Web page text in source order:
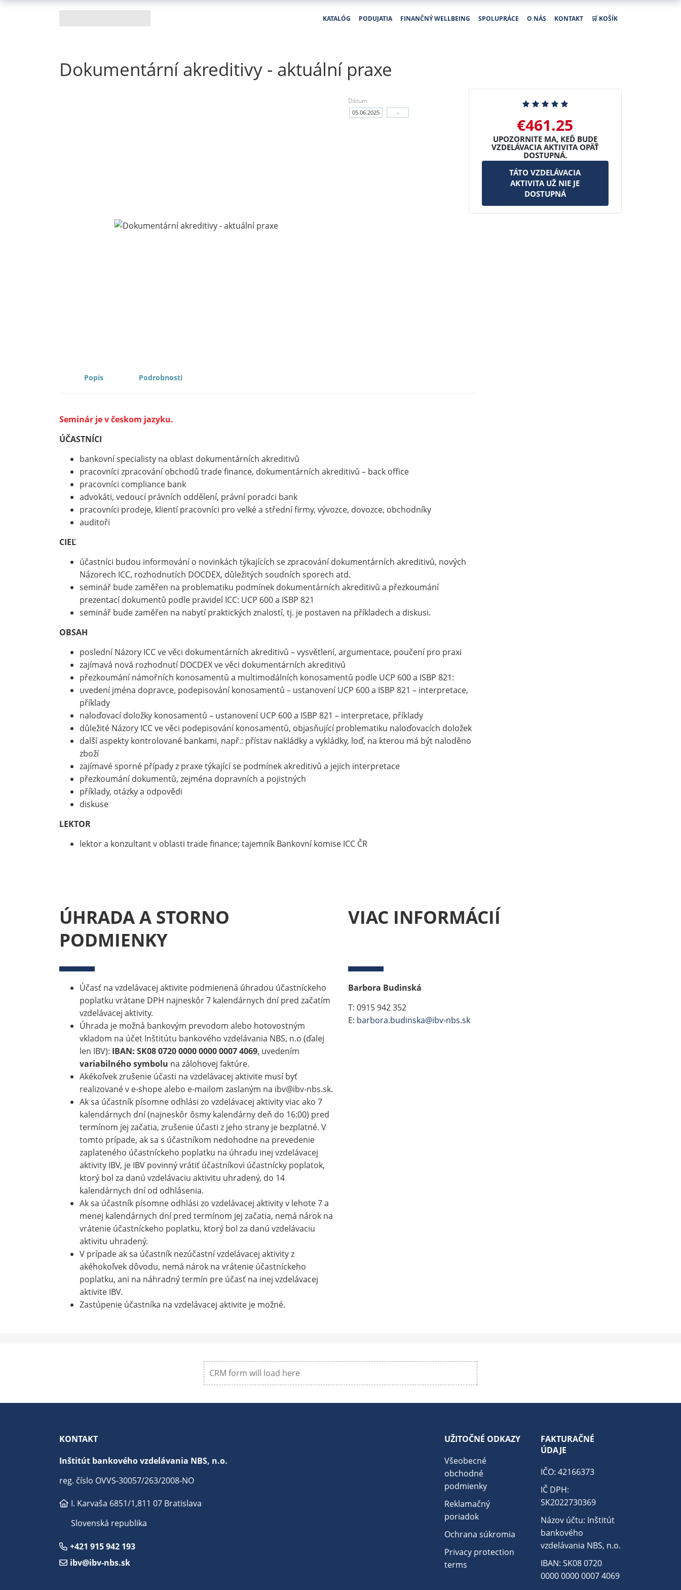
KATALÓG PODUJATIA FINANČNÝ WELLBEING SPOLUPRÁCE O NÁS KONTAKT 🛒 KOŠÍK
Dokumentární akreditivy - aktuální praxe
Dátum
05.06.2025 -
€461.25
UPOZORNITE MA, KEĎ BUDE
VZDELÁVACIA AKTIVITA OPÄŤ
DOSTUPNÁ.
TÁTO VZDELÁVACIA
AKTIVITA UŽ NIE JE
DOSTUPNÁ
DESCRIPTION PROPERTIES
Seminár je v českom jazyku.
ÚČASTNÍCI
bankovní specialisty na oblast dokumentárních akreditivů
pracovníci zpracování obchodů trade finance, dokumentárních akreditivů – back office
pracovníci compliance bank
advokáti, vedoucí právních oddělení, právní poradci bank
pracovníci prodeje, klientí pracovníci pro velké a střední firmy, vývozce, dovozce, obchodníky
auditoři
CIEĽ
účastníci budou informování o novinkách týkajících se zpracování dokumentárních akreditivů, nových
Názorech ICC, rozhodnutích DOCDEX, důležitých soudních sporech atd.
seminář bude zaměřen na problematiku podmínek dokumentárních akreditivů a přezkoumání
prezentací dokumentů podle pravidel ICC: UCP 600 a ISBP 821
seminář bude zaměřen na nabytí praktických znalostí, tj. je postaven na příkladech a diskusi.
OBSAH
poslední Názory ICC ve věci dokumentárních akreditivů – vysvětlení, argumentace, poučení pro praxi
zajímavá nová rozhodnutí DOCDEX ve věci dokumentárních akreditivů
přezkoumání námořních konosamentů a multimodálních konosamentů podle UCP 600 a ISBP 821:
uvedení jména dopravce, podepisování konosamentů – ustanovení UCP 600 a ISBP 821 – interpretace,
příklady
naloďovací doložky konosamentů – ustanovení UCP 600 a ISBP 821 – interpretace, příklady
důležité Názory ICC ve věci podepisování konosamentů, objasňující problematiku naloďovacích doložek
další aspekty kontrolované bankami, např.: přístav nakládky a vykládky, loď, na kterou má být naloděno
zboží
zajímavé sporné případy z praxe týkající se podmínek akreditivů a jejich interpretace
přezkoumání dokumentů, zejména dopravních a pojistných
příklady, otázky a odpovědi
diskuse
LEKTOR
lektor a konzultant v oblasti trade finance; tajemník Bankovní komise ICC ČR
ÚHRADA A STORNO
PODMIENKY
Účasť na vzdelávacej aktivite podmienená úhradou účastníckeho
poplatku vrátane DPH najneskôr 7 kalendárnych dní pred začatím
vzdelávacej aktivity.
Úhrada je možná bankovým prevodom alebo hotovostným
vkladom na účet Inštitútu bankového vzdelávania NBS, n.o (ďalej
len IBV): IBAN: SK08 0720 0000 0000 0007 4069, uvedením
variabilného symbolu na zálohovej faktúre.
Akékoľvek zrušenie účasti na vzdelávacej aktivite musí byť
realizované v e-shope alebo e-mailom zaslaným na ibv@ibv-nbs.sk.
Ak sa účastník písomne odhlási zo vzdelávacej aktivity viac ako 7
kalendárnych dní (najneskôr ôsmy kalendárny deň do 16:00) pred
termínom jej začatia, zrušenie účasti z jeho strany je bezplatné. V
tomto prípade, ak sa s účastníkom nedohodne na prevedenie
zaplateného účastníckeho poplatku na úhradu inej vzdelávacej
aktivity IBV, je IBV povinný vrátiť účastníkovi účastnícky poplatok,
ktorý bol za danú vzdelávaciu aktivitu uhradený, do 14
kalendárnych dní od odhlásenia.
Ak sa účastník písomne odhlási zo vzdelávacej aktivity v lehote 7 a
menej kalendárnych dní pred termínom jej začatia, nemá nárok na
vrátenie účastníckeho poplatku, ktorý bol za danú vzdelávaciu
aktivitu uhradený.
V prípade ak sa účastník nezúčastní vzdelávacej aktivity z
akéhokoľvek dôvodu, nemá nárok na vrátenie účastníckeho
poplatku, ani na náhradný termín pre účasť na inej vzdelávacej
aktivite IBV.
Zastúpenie účastníka na vzdelávacej aktivite je možné.
VIAC INFORMÁCIÍ
Barbora Budinská
T: 0915 942 352
E: barbora.budinska@ibv-nbs.sk
CRM form will load here
KONTAKT
Inštitút bankového vzdelávania NBS, n.o.
reg. číslo OVVS-30057/263/2008-NO
I. Karvaša 6851/1,811 07 Bratislava
Slovenská republika
+421 915 942 193
ibv@ibv-nbs.sk
UŽITOČNÉ ODKAZY
Všeobecné
obchodné
podmienky
Reklamačný
poriadok
Ochrana súkromia
Privacy protection
terms
FAKTURAČNÉ
ÚDAJE
IČO: 42166373
IČ DPH:
SK2022730369
Názov účtu: Inštitút
bankového
vzdelávania NBS, n.o.
IBAN: SK08 0720
0000 0000 0007 4069